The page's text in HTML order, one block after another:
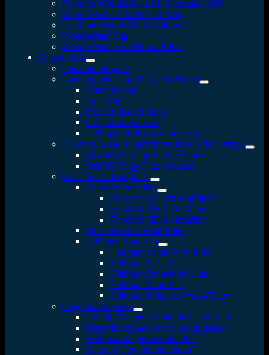
Fotodiox WonderPana XL Filterhalter 186
WonderPana 145 Step-Up Ring
Fotodiox WonderPana Halterung
WonderPana Cap
WonderPana XK 186mm Filter
Fotozubehör
Kamerahandgriffe
Kameragehäuse und Objektivdeckel
Kameradeckel
Lens Cap
Objektivdeckel Snap
Objektivrückdeckel
Heliopan Objektivschutzdeckel
Fotodiox Metall Filteradapter und Reduzierringe
Step Down Ring Filter Adapter
Step Up Ring Filter Adapter
Filter für die Fotografie
Fotodiox Fotofilter
Polfilter CPL von Fotodiox
Fotodiox UV Schutzfilter
Fotodiox ND 8 Graufilter
Milo Schwarz-Weiß-Filter
Heliopan Fotofilter
Heliopan Circular Polfilter
Heliopan UV-Filter
Heliopan-Protection Filter
Heliopan Graufilter
Heliopan Schwarz-Weiss-Filter
Gegenlichtblenden
3-teilige Gegenlichtblende aus Gummi
Gegenlichtblende mit Objektivdeckel
Heliopan Gegenlichtblenden
Bajonett Gegenlichtblenden